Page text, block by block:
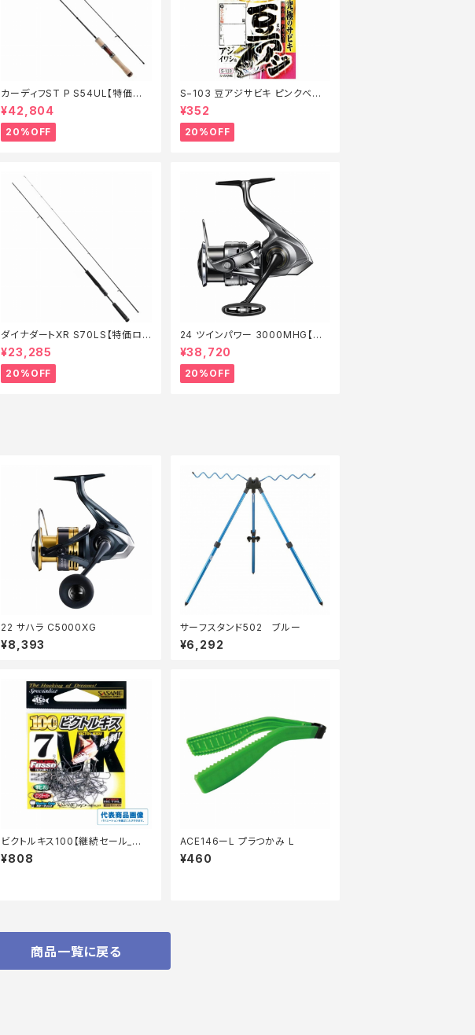
カーディフST P S54UL【特価ロッ
ド】【20】
¥42,804
20%OFF
S−103 豆アジサビキ ピンクベイト
1【特価仕掛】【20】
¥352
20%OFF
ダイナダートXR S70LS【特価ロッ
ド】【20】
¥23,285
20%OFF
24 ツインパワー 3000MHG【特
価リール】【20】
¥38,720
20%OFF
22 サハラ C5000XG
¥8,393
サーフスタンド502 ブルー
¥6,292
ビクトルキス100【継続セール_仕
掛】
¥808
ACE146ーL プラつかみ L
¥460
商品一覧に戻る